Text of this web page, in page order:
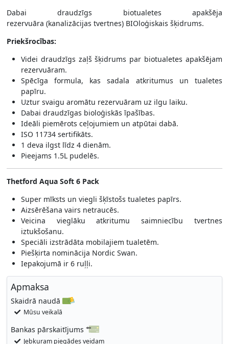
Dabai draudzīgs biotualetes apakšēja
rezervuāra (kanalizācijas tvertnes) BIOloģiskais šķidrums.
Priekšrocības:
Videi draudzīgs zaļš šķidrums par biotualetes apakšējam
rezervuāram.
Spēcīga formula, kas sadala atkritumus un tualetes
papīru.
Uztur svaigu aromātu rezervuāram uz ilgu laiku.
Dabai draudzīgas bioloģiskās īpašības.
Ideāli piemērots ceļojumiem un atpūtai dabā.
ISO 11734 sertifikāts.
1 deva ilgst līdz 4 dienām.
Pieejams 1.5L pudelēs.
Thetford Aqua Soft 6 Pack
Super mīksts un viegli šķīstošs tualetes papīrs.
Aizsērēšana vairs netraucēs.
Veicina vieglāku atkritumu saimniecību tvertnes
iztukšošanu.
Speciāli izstrādāta mobilajiem tualetēm.
Piešķirta nominācija Nordic Swan.
Iepakojumā ir 6 ruļļi.
Apmaksa
Skaidrā naudā
Mūsu veikalā
Bankas pārskaitījums
Jebkuram piegādes veidam